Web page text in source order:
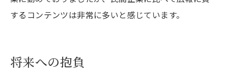
するコンテンツは非常に多いと感じています。
将来への抱負